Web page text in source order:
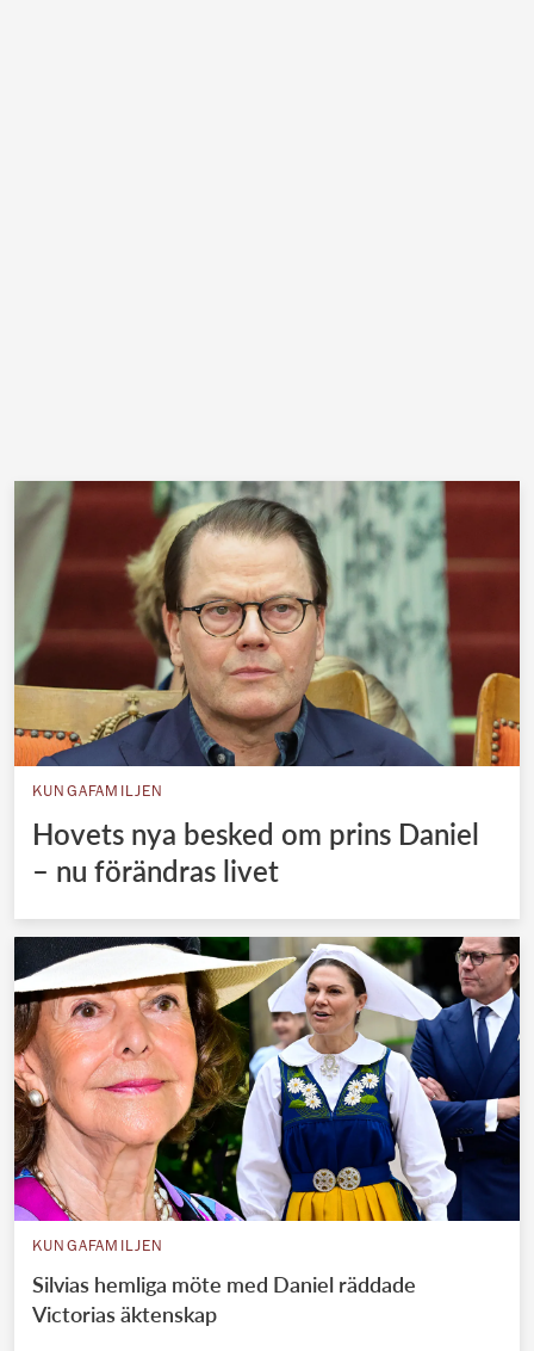
KUNGAFAMILJEN
Hovets nya besked om prins Daniel
– nu förändras livet
KUNGAFAMILJEN
Silvias hemliga möte med Daniel räddade
Victorias äktenskap